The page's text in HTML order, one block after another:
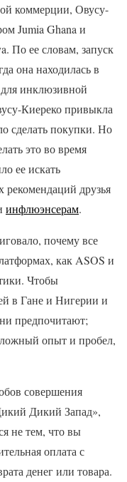
коммерции, Овусу-
Jumia Ghana и
По ее словам, запуск
она находилась в
инклюзивной
Киереко привыкла
сделать покупки. Но
это во время
ее искать
рекомендаций друзья
инфлюэнсерам.
почему все
как ASOS и
Чтобы
в Гане и Нигерии и
предпочитают;
опыт и пробел,
совершения
Дикий Запад»,
не тем, что вы
оплата с
денег или товара.